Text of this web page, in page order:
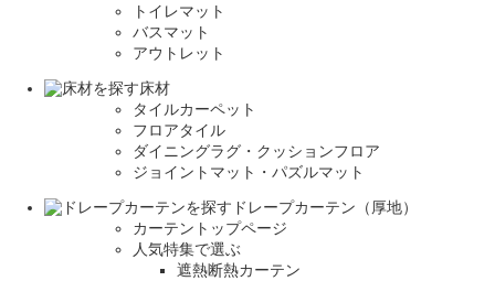
トイレマット
バスマット
アウトレット
床材
タイルカーペット
フロアタイル
ダイニングラグ・クッションフロア
ジョイントマット・パズルマット
ドレープカーテン（厚地）
カーテントップページ
人気特集で選ぶ
遮熱断熱カーテン